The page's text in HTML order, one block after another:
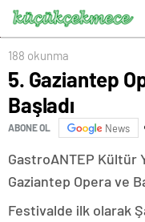
188 okunma
5. Gaziantep
Başladı
ABONE OL News
GastroANTEP Kültür
Gaziantep Opera ve
Festivalde ilk olarak